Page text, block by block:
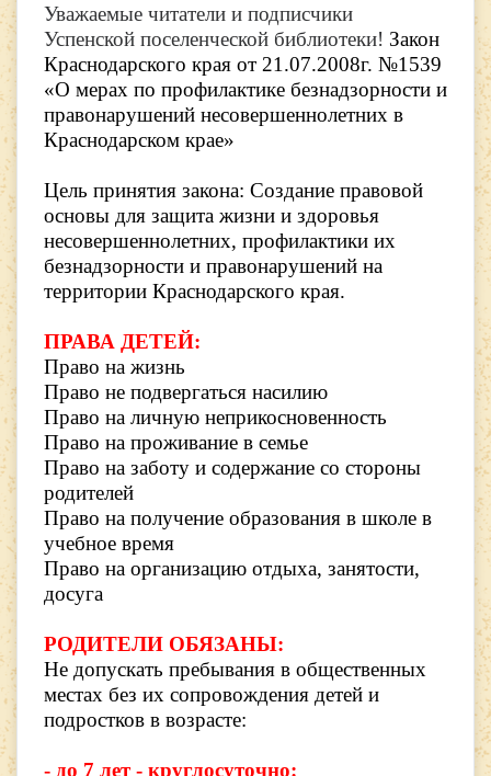
Уважаемые читатели и подписчики
Успенской поселенческой библиотеки! Закон
Краснодарского края от 21.07.2008г. №1539
«О мерах по профилактике безнадзорности и
правонарушений несовершеннолетних в
Краснодарском крае»
Цель принятия закона: Создание правовой
основы для защита жизни и здоровья
несовершеннолетних, профилактики их
безнадзорности и правонарушений на
территории Краснодарского края.
ПРАВА ДЕТЕЙ:
Право на жизнь
Право не подвергаться насилию
Право на личную неприкосновенность
Право на проживание в семье
Право на заботу и содержание со стороны
родителей
Право на получение образования в школе в
учебное время
Право на организацию отдыха, занятости,
досуга
РОДИТЕЛИ ОБЯЗАНЫ:
Не допускать пребывания в общественных
местах без их сопровождения детей и
подростков в возрасте:
- до 7 лет - круглосуточно: